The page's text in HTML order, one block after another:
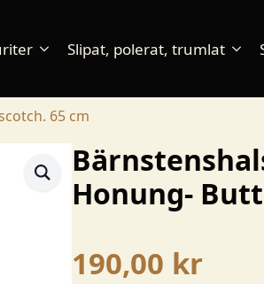
Slipat, polerat, trumlat
65 cm
Honung-
190,00 kr